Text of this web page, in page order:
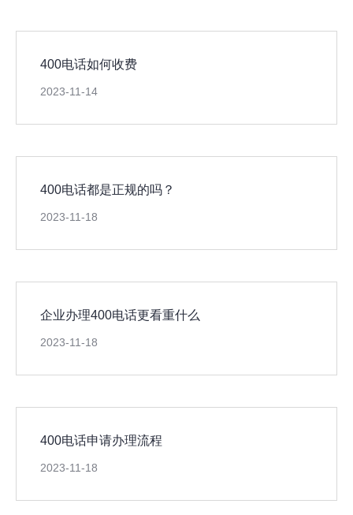
400电话如何收费
2023-11-14
400电话都是正规的吗？
2023-11-18
企业办理400电话更看重什么
2023-11-18
400电话申请办理流程
2023-11-18